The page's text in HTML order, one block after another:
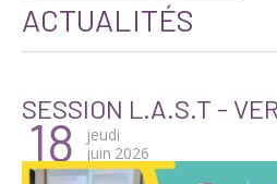
ACTUALITÉS
SESSION L.A.S.T -
jeudi
18 juin 2026